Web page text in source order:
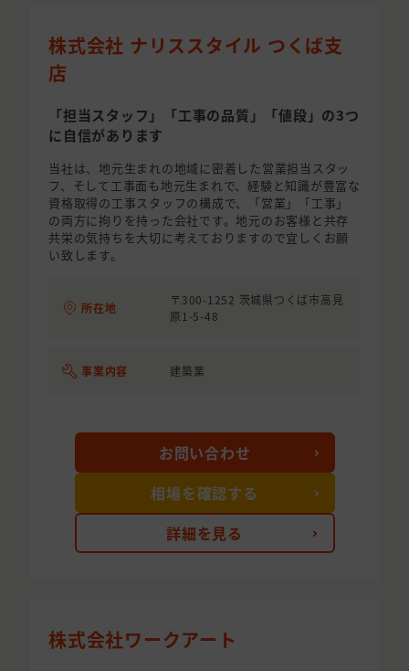
株式会社 ナリススタイル つくば支
店
「担当スタッフ」「工事の品質」「値段」の3つ
に自信があります
当社は、地元生まれの地域に密着した営業担当スタッ
フ、そして工事面も地元生まれで、経験と知識が豊富な
資格取得の工事スタッフの構成で、「営業」「工事」
の両方に拘りを持った会社です。地元のお客様と共存
共栄の気持ちを大切に考えておりますので宜しくお願
い致します。
所在地
〒300-1252 茨城県つくば市高見
原1-5-48
事業内容 建築業
詳細を見る
お問い合わせ
相場を確認する
株式会社ワークアート